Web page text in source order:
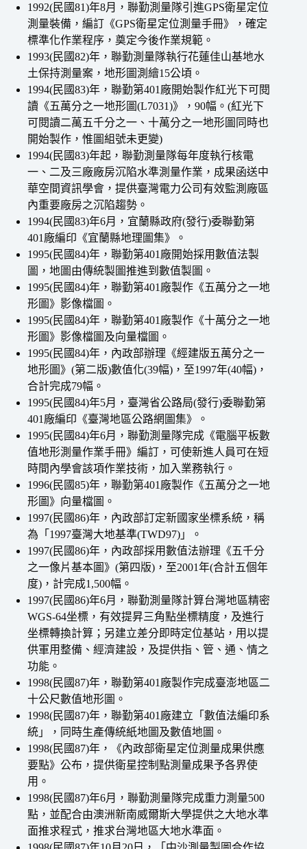
1992(民國81)年8月，聯勤測量隊引進GPS衛星定位
測量裝備，編訂《GPS衛星定位測量手冊》，確定
標準化作業程序，奠定今後作業規範。
1993(民國82)年，聯勤測量隊執行花蓮佳山基地水
土保持測量案，地形圖測繪15公頃。
1994(民國83)年，聯勤第401廠開始製作紅光下可閱
讀《五萬分之一地形圖(L7031)》，90幅。(紅光下
可閱讀二萬五千分之一、十萬分之一地形圖同時也
開始製作，惟圖組號未更變)
1994(民國83)年起，聯勤測量隊每年度執行核電
一、二及三廠廠房沉陷水準測量作業，成果函送中
華空間資訊學會，提供臺灣電力公司有效監測廠區
內重要廠房之沉陷趨勢。
1994(民國83)年6月，宜蘭縣政府(發行)委聯勤第
401廠編印《宜蘭縣地理圖集》。
1995(民國84)年，聯勤第401廠開始採用數值法製
圖，地圖由傳統製圖推進到數值製圖。
1995(民國84)年，聯勤第401廠製作《五萬分之一地
形圖》影像檔圖。
1995(民國84)年，聯勤第401廠製作《十萬分之一地
形圖》影像檔圖及向量檔圖。
1995(民國84)年，內政部辦理《經建版五萬分之一
地形圖》(第二版)數值化(39幅)，至1997年(40幅)，
合計完成79幅。
1995(民國84)年5月，臺灣省公路局(發行)委聯勤第
401廠編印《臺灣地區公路網圖集》。
1995(民國84)年6月，聯勤測量隊完成《電腦平板數
值地形測量作業手冊》編訂，可使新進人員可在短
時間內學會該項作業技術，加入業務執行。
1996(民國85)年，聯勤第401廠製作《五萬分之一地
形圖》向量檔圖。
1997(民國86)年，內政部訂定新國家坐標系統，稱
為「1997臺灣大地基準(TWD97)」。
1997(民國86)年，內政部採用數值法辦理《五千分
之一像片基本圖》(第四版)，至2001年(合計五個年
度)，計完成1,500幅。
1997(民國86)年6月，聯勤測量隊計算台灣地區精密
WGS-64坐標，有效提昇三角點坐標精度，及進行
坐標轉換計算；另建立差分即時定位基站，用以提
供軍用整備、經濟建設，及提供指、管、通、情之
功能。
1998(民國87)年，聯勤第401廠製作完成臺澎地區二
十公尺數值地形圖。
1998(民國87)年，聯勤第401廠建立「數值法編印系
統」，同時生產傳統紙地圖及數值地圖。
1998(民國87)年，《內政部衛星定位測量成果供應
要點》公布，提供衛星控制點測量成果予各界使
用。
1998(民國87)年6月，聯勤測量隊完成重力測量500
點，並配合由澳洲新南威爾斯大學提供之大地水準
面推求程式，推求台灣地區大地水準面。